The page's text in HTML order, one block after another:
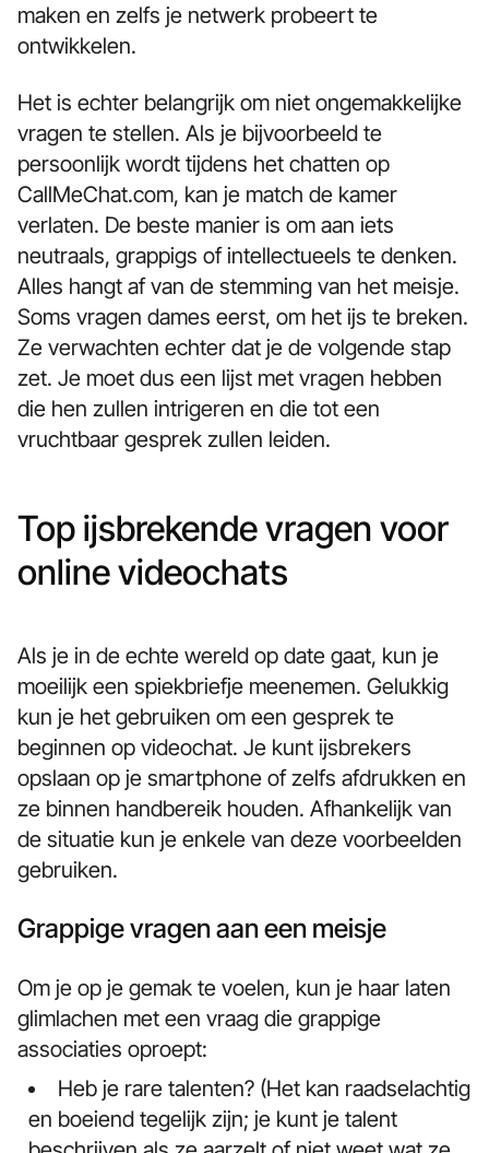
maken en zelfs je netwerk probeert te
ontwikkelen.
Het is echter belangrijk om niet ongemakkelijke
vragen te stellen. Als je bijvoorbeeld te
persoonlijk wordt tijdens het chatten op
CallMeChat.com, kan je match de kamer
verlaten. De beste manier is om aan iets
neutraals, grappigs of intellectueels te denken.
Alles hangt af van de stemming van het meisje.
Soms vragen dames eerst, om het ijs te breken.
Ze verwachten echter dat je de volgende stap
zet. Je moet dus een lijst met vragen hebben
die hen zullen intrigeren en die tot een
vruchtbaar gesprek zullen leiden.
Top ijsbrekende vragen voor
online videochats
Als je in de echte wereld op date gaat, kun je
moeilijk een spiekbriefje meenemen. Gelukkig
kun je het gebruiken om een gesprek te
beginnen op videochat. Je kunt ijsbrekers
opslaan op je smartphone of zelfs afdrukken en
ze binnen handbereik houden. Afhankelijk van
de situatie kun je enkele van deze voorbeelden
gebruiken.
Grappige vragen aan een meisje
Om je op je gemak te voelen, kun je haar laten
glimlachen met een vraag die grappige
associaties oproept:
Heb je rare talenten? (Het kan raadselachtig
en boeiend tegelijk zijn; je kunt je talent